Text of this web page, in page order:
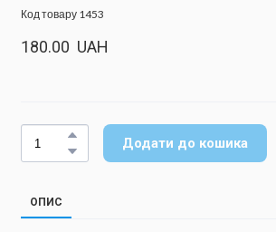
Код товару 1453
180.00  UAH
Додати до кошика
ОПИС